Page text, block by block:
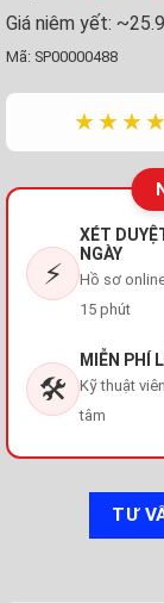
Giá niêm yết:
Mã: SP00000488
⚡
XÉT
NGÀY
Hồ sơ
15 phút
🛠️
MIỄN PHÍ
Kỹ thuật
tâm
TƯ